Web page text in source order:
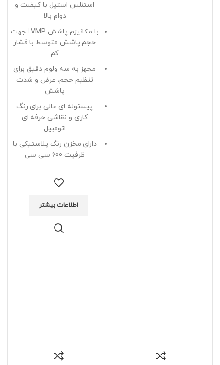
استنلس استیل با کیفیت و
دوام بالا
با مکانیزم پاشش LVMP جهت
حجم پاشش متوسط با فشار
کم
مجهز به سه ولوم دقیق برای
تنظیم حجم، عرض و شدت
پاشش
پیستوله ای عالی برای رنگ
کاری و نقاشی حرفه ای
اتومبیل
دارای مخزن رنگ پلاستیکی با
ظرفیت 600 سی سی
اطلاعات بیشتر